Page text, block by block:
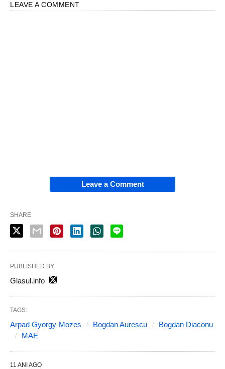
LEAVE A COMMENT
Leave a Comment
SHARE
PUBLISHED BY
Glasul.info
TAGS:
Arpad Gyorgy-Mozes Bogdan Aurescu
Bogdan Diaconu
MAE
11 ANI AGO